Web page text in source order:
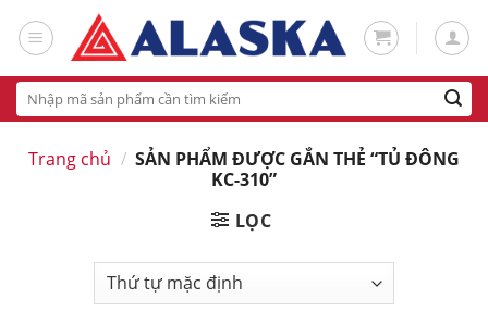
Tìm
kiếm:
Trang chủ / SẢN PHẨM ĐƯỢC GẮN THẺ “TỦ ĐÔNG
KC-310”
LỌC